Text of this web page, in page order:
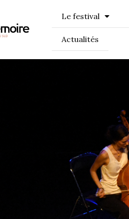
Le festival
Actualités